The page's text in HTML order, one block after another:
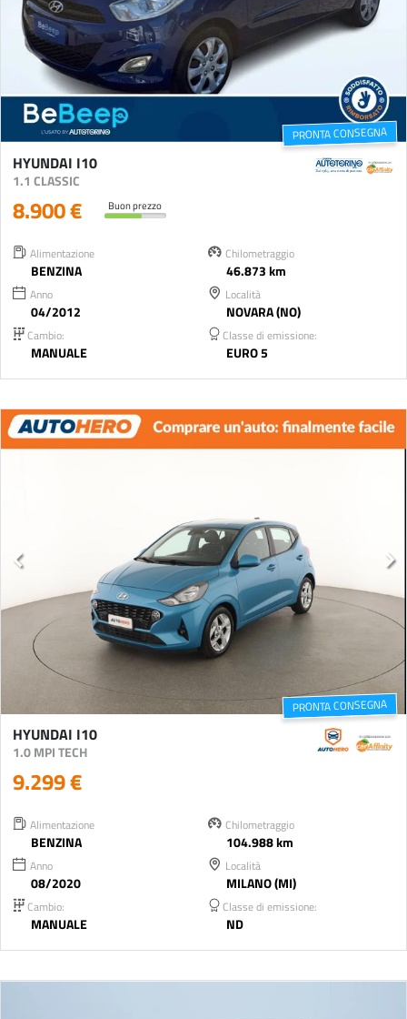
PRONTA CONSEGNA
HYUNDAI I10
1.1 CLASSIC
8.900 € Buon prezzo
Alimentazione
BENZINA
Chilometraggio
46.873 km
Anno
04/2012
Località
NOVARA (NO)
Cambio:
MANUALE
Classe di emissione:
EURO 5
PRONTA CONSEGNA
HYUNDAI I10
1.0 MPI TECH
9.299 €
Alimentazione
BENZINA
Chilometraggio
104.988 km
Anno
08/2020
Località
MILANO (MI)
Cambio:
MANUALE
Classe di emissione:
ND